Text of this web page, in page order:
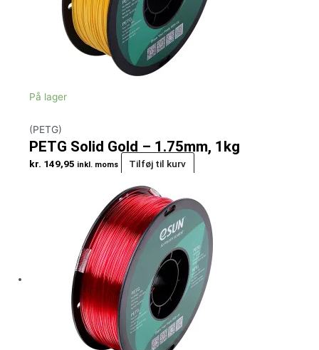
På lager
(PETG)
PETG Solid Gold – 1.75mm, 1kg
kr. 149,95 inkl. moms Tilføj til kurv